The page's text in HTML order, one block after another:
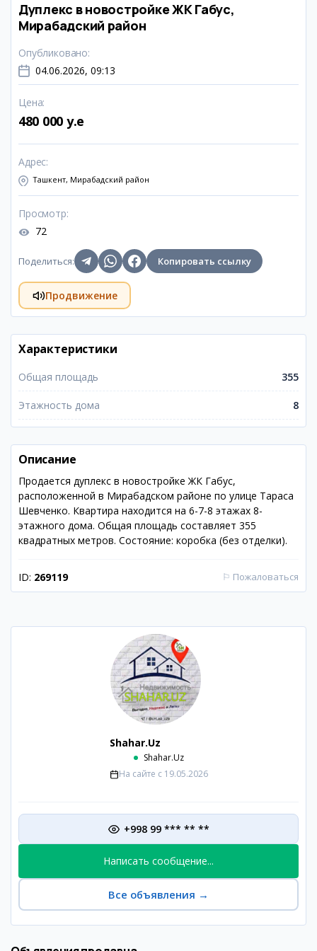
Дуплекс в новостройке ЖК Габус,
Мирабадский район
Опубликовано:
04.06.2026, 09:13
Цена:
480 000 y.e
Адрес:
Ташкент, Мирабадский район
Просмотр:
72
Поделиться: Копировать ссылку
Продвижение
Характеристики
Общая площадь 355
Этажность дома 8
Описание
Продается дуплекс в новостройке ЖК Габус,
расположенной в Мирабадском районе по улице Тараса
Шевченко. Квартира находится на 6-7-8 этажах 8-
этажного дома. Общая площадь составляет 355
квадратных метров. Состояние: коробка (без отделки).
ID: 269119 ⚐ Пожаловаться
Shahar.Uz
Shahar.Uz
На сайте с 19.05.2026
+998 99 *** ** **
Написать сообщение...
Все объявления →